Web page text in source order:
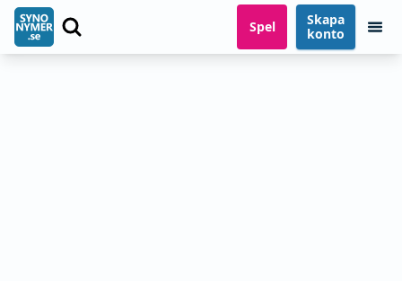
Spel
Skapa
konto